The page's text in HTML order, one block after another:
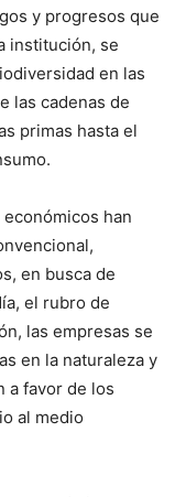
y progresos que
institución, se
en las
las cadenas de
primas hasta el
han
en busca de
el rubro de
las empresas se
en la naturaleza y
a favor de los
al medio